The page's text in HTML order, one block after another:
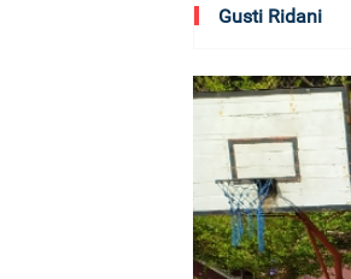
Gusti Ridani